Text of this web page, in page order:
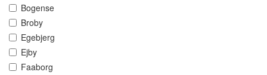
Bogense
Broby
Egebjerg
Ejby
Faaborg